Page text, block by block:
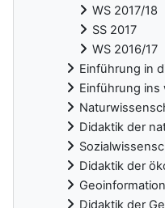
WS 2017/18
SS 2017
WS 2016/17
Einführung in
Einführung ins
Didaktik der
Didaktik der
Didaktik der